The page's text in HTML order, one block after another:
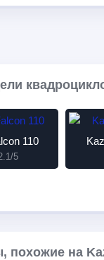
110
5
похожие на